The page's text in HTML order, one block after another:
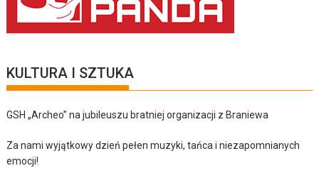
KULTURA I SZTUKA
GSH „Archeo” na jubileuszu bratniej organizacji z Braniewa
Za nami wyjątkowy dzień pełen muzyki, tańca i niezapomnianych
emocji!